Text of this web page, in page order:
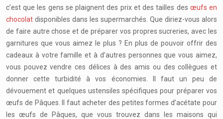
c’est que les gens se plaignent des prix et des tailles des œufs en
chocolat disponibles dans les supermarchés. Que diriez-vous alors
de faire autre chose et de préparer vos propres sucreries, avec les
garnitures que vous aimez le plus ? En plus de pouvoir offrir des
cadeaux à votre famille et à d’autres personnes que vous aimez,
vous pouvez vendre ces délices à des amis ou des collègues et
donner cette turbidité à vos économies. Il faut un peu de
dévouement et quelques ustensiles spécifiques pour préparer vos
œufs de Pâques. Il faut acheter des petites formes d’acétate pour
les œufs de Pâques, que vous trouvez dans les maisons qui